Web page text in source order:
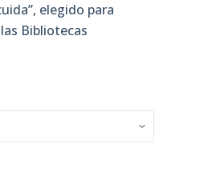
elegido para
Bibliotecas